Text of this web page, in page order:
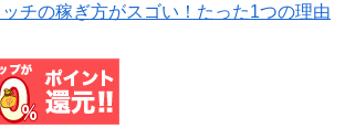
ッチの稼ぎ方がスゴい！たった1つの理由